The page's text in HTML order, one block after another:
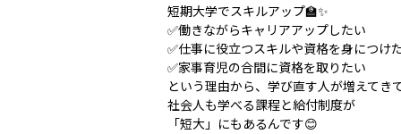
短期大学でスキルアップ🏫✨
✅働きながらキャリアアップしたい
✅仕事に役立つスキルや資格を身につけ
✅家事育児の合間に資格を取りたい
という理由から、学び直す人が増えて
社会人も学べる課程と給付制度が
「短大」にもあるんです😊